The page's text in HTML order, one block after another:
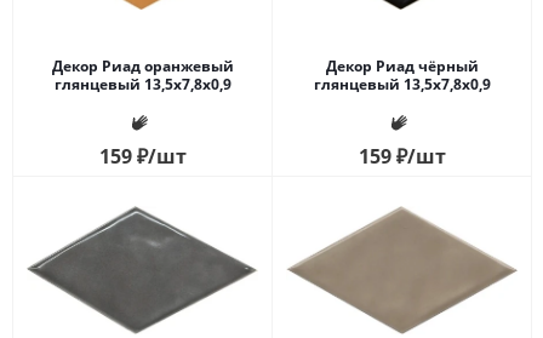
Декор Риад оранжевый
глянцевый 13,5x7,8x0,9
159₽/шт
Декор Риад чёрный
глянцевый 13,5x7,8x0,9
159₽/шт